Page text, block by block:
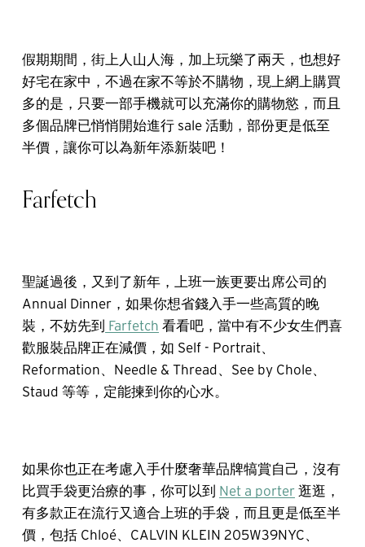
假期期間，街上人山人海，加上玩樂了兩天，也想好
好宅在家中，不過在家不等於不購物，現上網上購買
多的是，只要一部手機就可以充滿你的購物慾，而且
多個品牌已悄悄開始進行 sale 活動，部份更是低至
半價，讓你可以為新年添新裝吧！
Farfetch
聖誕過後，又到了新年，上班一族更要出席公司的
Annual Dinner，如果你想省錢入手一些高質的晚
裝，不妨先到 Farfetch 看看吧，當中有不少女生們喜
歡服裝品牌正在減價，如 Self - Portrait、
Reformation、Needle & Thread、See by Chole、
Staud 等等，定能揀到你的心水。
如果你也正在考慮入手什麼奢華品牌犒賞自己，沒有
比買手袋更治療的事，你可以到 Net a porter逛逛，
有多款正在流行又適合上班的手袋，而且更是低至半
價，包括 Chloé、CALVIN KLEIN 205W39NYC、